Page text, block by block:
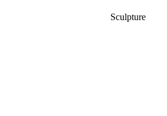
Sculpture